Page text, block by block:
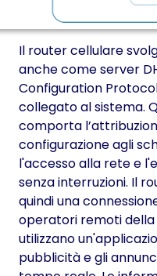
Il router cellulare
anche come server
Configuration
collegato al sistema.
comporta
configurazione agli
l'accesso alla rete e
senza interruzioni. Il
quindi una
operatori remoti
utilizzano
pubblicità e gli